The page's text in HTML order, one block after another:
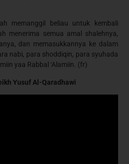
memanggil beliau untuk kembali
menerima semua amal shalehnya,
dan memasukkannya ke dalam
nabi, para shoddiqin, para syuhada
yaa Rabbal ‘Alamiin. (fr)
Yusuf Al-Qaradhawi